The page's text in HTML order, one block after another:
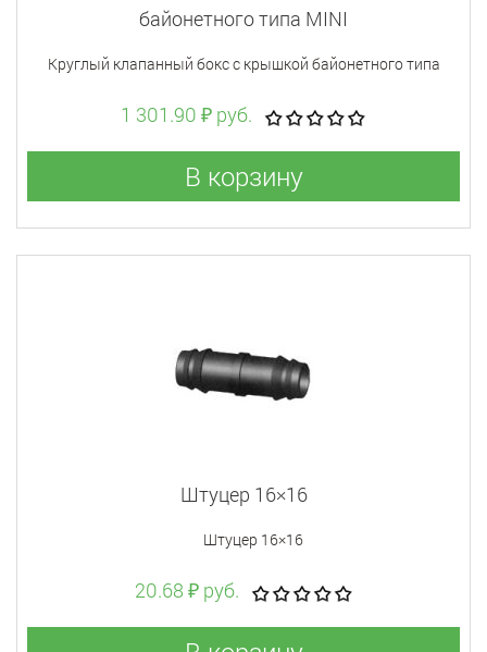
байонетного типа MINI
Круглый клапанный бокс с крышкой байонетного типа
1 301.90 ₽ руб.
В корзину
Штуцер 16×16
Штуцер 16×16
20.68 ₽ руб.